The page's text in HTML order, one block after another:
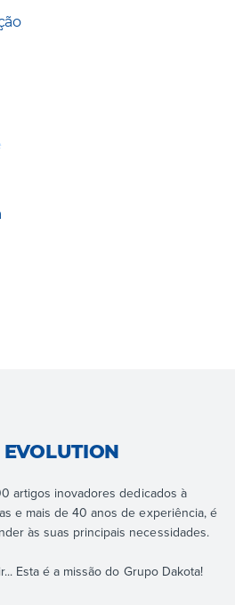
artigos inovadores dedicados à
e mais de 40 anos de experiência, é
às suas principais necessidades.
Esta é a missão do Grupo Dakota!